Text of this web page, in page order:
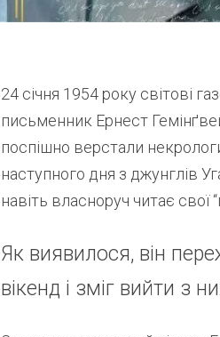
24 січня 1954 року світові
письменник Ернест
поспішно верстали
наступного дня з джунглів
навіть власноруч читає свої
Як виявилося, він
вікенд і зміг вийти з